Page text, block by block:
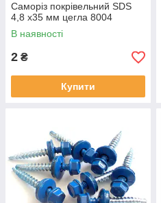
Саморіз покрівельний SDS
4,8 х35 мм цегла 8004
В наявності
2 ₴
Купити